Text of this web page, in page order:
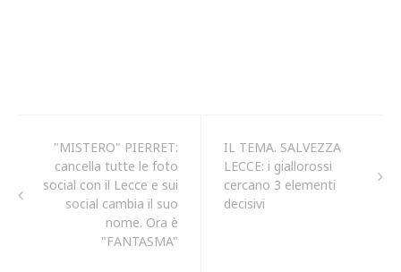
"MISTERO" PIERRET:
cancella tutte le foto
social con il Lecce e sui
social cambia il suo
nome. Ora è
"FANTASMA"
IL TEMA. SALVEZZA
LECCE: i giallorossi
cercano 3 elementi
decisivi